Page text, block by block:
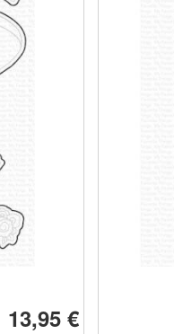
13,95 €